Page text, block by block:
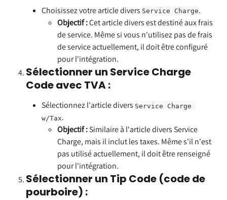
Choisissez votre article divers Service Charge.
Objectif : Cet article divers est destiné aux frais
de service. Même si vous n'utilisez pas de frais
de service actuellement, il doit être configuré
pour l'intégration.
Sélectionner un Service Charge
Code avec TVA :
Sélectionnez l'article divers Service Charge
w/Tax.
Objectif : Similaire à l'article divers Service
Charge, mais il inclut les taxes. Même s'il n'est
pas utilisé actuellement, il doit être renseigné
pour l'intégration.
Sélectionner un Tip Code (code de
pourboire) :